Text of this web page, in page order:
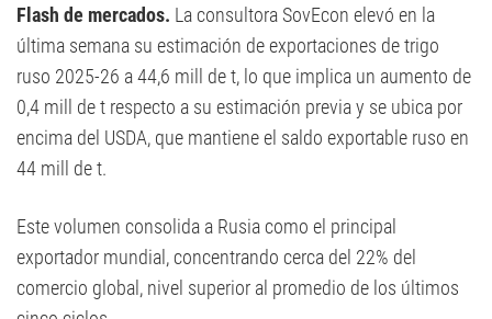
Flash de mercados. La consultora SovEcon elevó en la
última semana su estimación de exportaciones de trigo
ruso 2025-26 a 44,6 mill de t, lo que implica un aumento de
0,4 mill de t respecto a su estimación previa y se ubica por
encima del USDA, que mantiene el saldo exportable ruso en
44 mill de t.
Este volumen consolida a Rusia como el principal
exportador mundial, concentrando cerca del 22% del
comercio global, nivel superior al promedio de los últimos